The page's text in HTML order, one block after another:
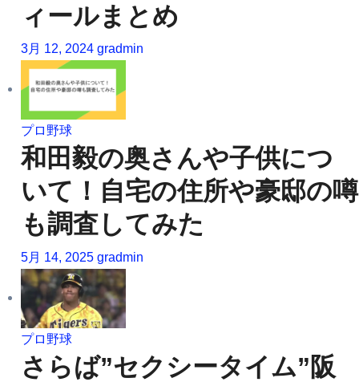
ィールまとめ
3月 12, 2024 gradmin
プロ野球
和田毅の奥さんや子供につ
いて！自宅の住所や豪邸の噂
も調査してみた
5月 14, 2025 gradmin
プロ野球
さらば”セクシータイム”阪